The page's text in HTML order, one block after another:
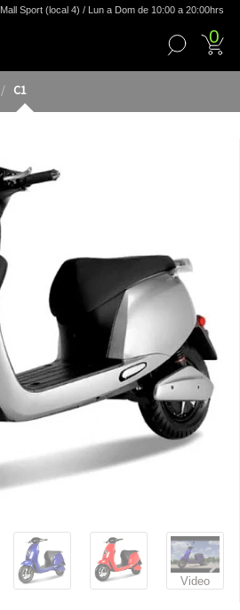
Mall Sport (local 4) / Lun a Dom de 10:00 a 20:00hrs
0
C1
Video